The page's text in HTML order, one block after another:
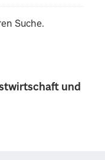
und
Suche.